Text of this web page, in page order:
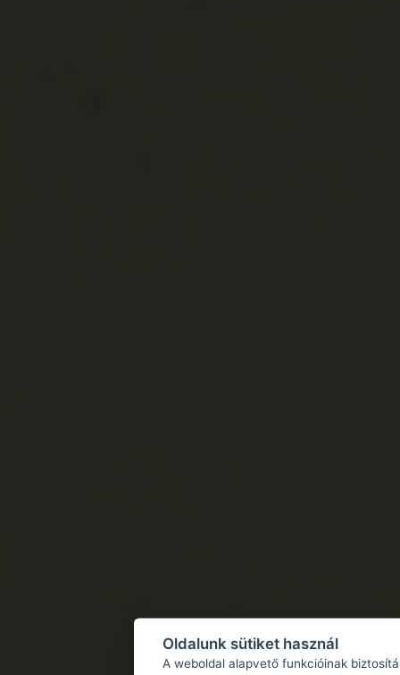
Oldalunk sütiket használ
A weboldal alapvető funkcióinak